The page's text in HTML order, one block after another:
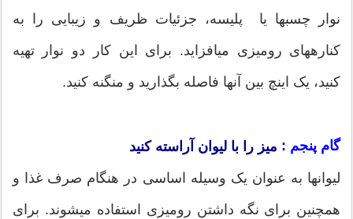
نوار چسب‎ها یا پلیسه، جزئیات ظریف و زیبایی را به
کناره‎های رومیزی می‎افزاید. برای این کار دو نوار تهیه
کنید، یک اینچ بین آن‎ها فاصله بگذارید و منگنه کنید.
گام پنجم : میز را با لیوان آراسته کنید
لیوان‎ها به عنوان یک وسیله‎ اساسی در هنگام صرف غذا و
همچنین برای نگه داشتن رومیزی استفاده می‎شوند. برای